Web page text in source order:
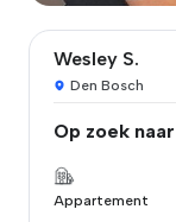
Wesley S.
Den Bosch
Op zoek naar
Appartement